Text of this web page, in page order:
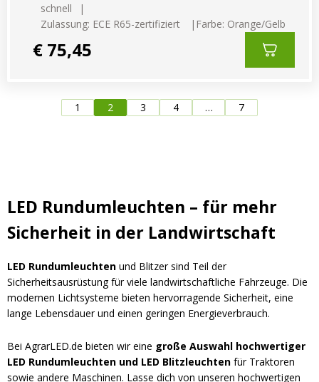
schnell
Zulassung: ECE R65-zertifiziert
Farbe: Orange/Gelb
€ 75,45
1 2 3 4 … 7
LED Rundumleuchten – für mehr
Sicherheit in der Landwirtschaft
LED Rundumleuchten und Blitzer sind Teil der
Sicherheitsausrüstung für viele landwirtschaftliche Fahrzeuge. Die
modernen Lichtsysteme bieten hervorragende Sicherheit, eine
lange Lebensdauer und einen geringen Energieverbrauch.
Bei AgrarLED.de bieten wir eine große Auswahl hochwertiger
LED Rundumleuchten und LED Blitzleuchten für Traktoren
sowie andere Maschinen. Lasse dich von unseren hochwertigen